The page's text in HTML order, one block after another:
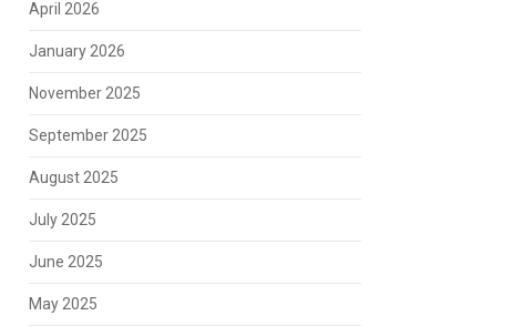
April 2026
January 2026
November 2025
September 2025
August 2025
July 2025
June 2025
May 2025